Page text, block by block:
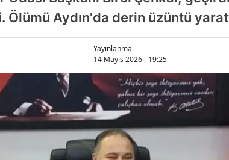
Aydın
Bilecik
Bingöl
Bitlis
Bolu
Burdur
Ölümü Aydın'da derin üzüntü
Yayınlanma
14 Mayıs 2026 - 19:25